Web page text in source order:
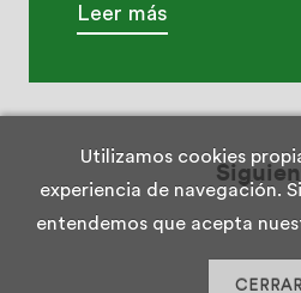
Utilizamos cookies
experiencia de navegación.
entendemos que acepta
CERRAR
Leer más